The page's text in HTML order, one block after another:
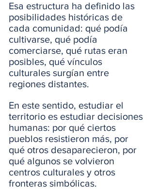
Esa estructura ha definido las
posibilidades históricas de
cada comunidad: qué podía
cultivarse, qué podía
comerciarse, qué rutas eran
posibles, qué vínculos
culturales surgían entre
regiones distantes.
En este sentido, estudiar el
territorio es estudiar decisiones
humanas: por qué ciertos
pueblos resistieron más, por
qué otros desaparecieron, por
qué algunos se volvieron
centros culturales y otros
fronteras simbólicas.